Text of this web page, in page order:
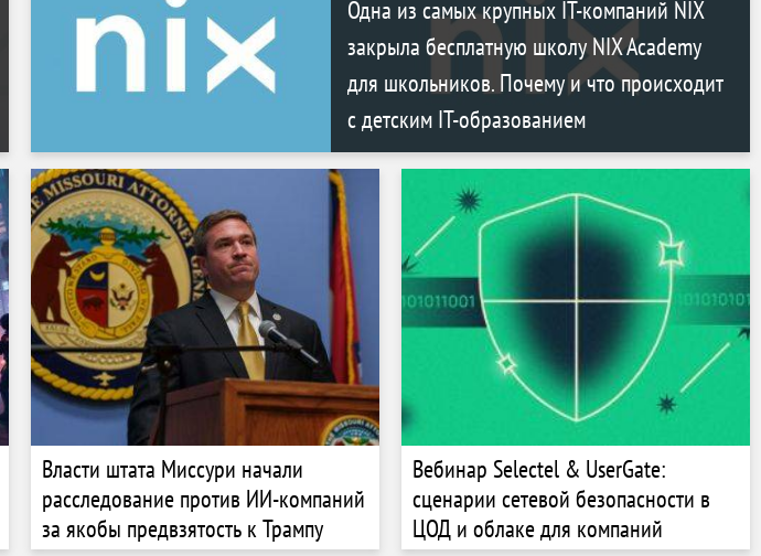
Одна из самых крупных IT-компаний NIX
закрыла бесплатную школу NIX Academy
для школьников. Почему и что происходит
с детским IT-образованием
Власти штата Миссури начали
расследование против ИИ-компаний
за якобы предвзятость к Трампу
Вебинар Selectel & UserGate:
сценарии сетевой безопасности в
ЦОД и облаке для компаний